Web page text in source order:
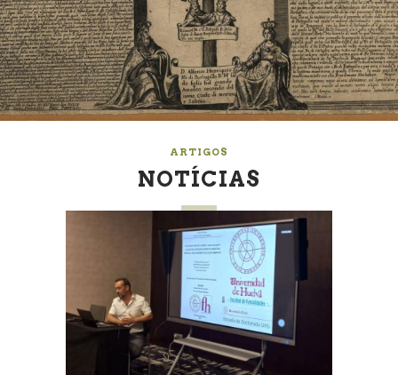
ARTIGOS
NOTÍCIAS